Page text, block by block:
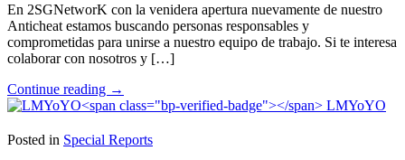
En 2SGNetworK con la venidera apertura nuevamente de nuestro
Anticheat estamos buscando personas responsables y
comprometidas para unirse a nuestro equipo de trabajo. Si te interesa
colaborar con nosotros y […]
Continue reading "Convocatoria
Abierta
el
→
LMYoYO
Posted in Special Reports